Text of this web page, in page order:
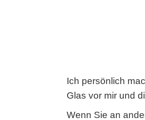
Ich persönlich
Glas vor mir und
Wenn Sie an